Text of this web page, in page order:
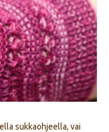
sukkaohjeella, vai